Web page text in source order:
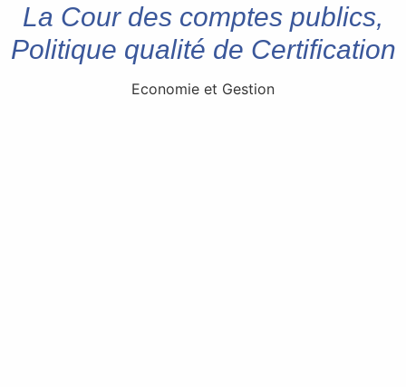
La Cour des comptes publics,
Politique qualité de Certification
Economie et Gestion